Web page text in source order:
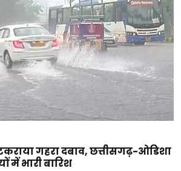
गहरा दबाव, छत्तीसगढ़-ओडिशा
में भारी बारिश